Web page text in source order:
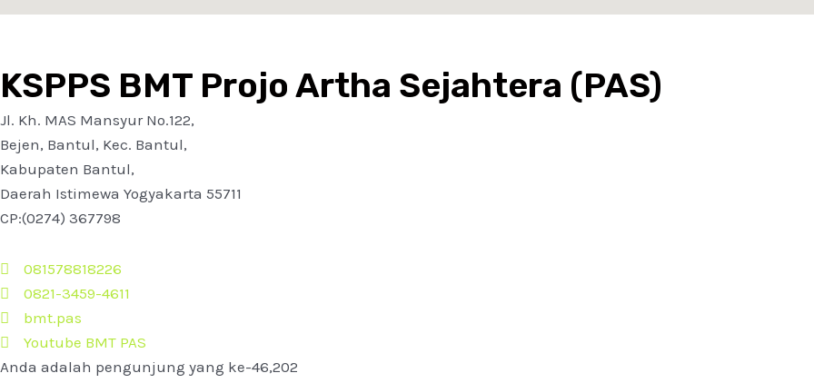
KSPPS BMT Projo Artha Sejahtera (PAS)
Jl. Kh. MAS Mansyur No.122,
Bejen, Bantul, Kec. Bantul,
Kabupaten Bantul,
Daerah Istimewa Yogyakarta 55711
CP:(0274) 367798
081578818226
0821-3459-4611
bmt.pas
Youtube BMT PAS
Anda adalah pengunjung yang ke-46,202